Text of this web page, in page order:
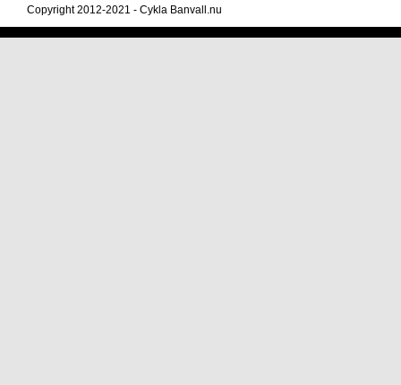
Copyright 2012-2021 - Cykla Banvall.nu